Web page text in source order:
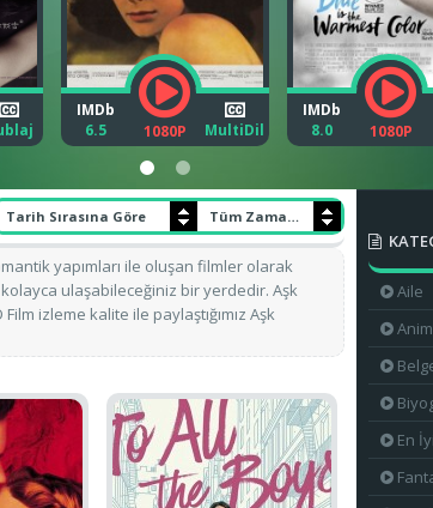
IMDb
6.5
1080P MultiDil
IMDb
8.0
1080P
Tarih Sırasına Göre Tüm Zamanlar
yapımları ile oluşan filmler olarak
ulaşabileceğiniz bir yerdedir. Aşk
izleme kalite ile paylaştığımız Aşk
Aile
En